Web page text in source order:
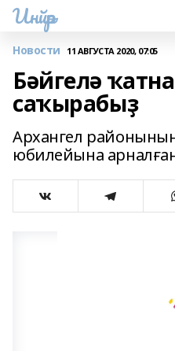
Инйәр
Новости 11 АВГУСТА 2020, 07:05
Бәйгелә
саҡырабыҙ
Архангел
юбилейына